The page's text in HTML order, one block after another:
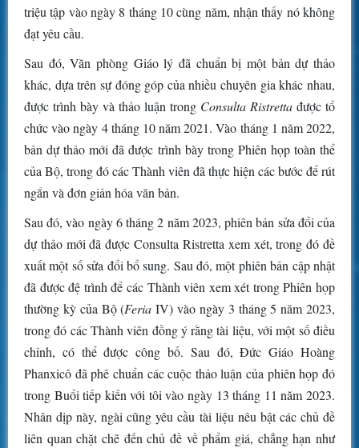
triệu tập vào ngày 8 tháng 10 cùng năm, nhận thấy nó không
đạt yêu cầu.
Sau đó, Văn phòng Giáo lý đã chuẩn bị một bản dự thảo
khác, dựa trên sự đóng góp của nhiều chuyên gia khác nhau,
được trình bày và thảo luận trong Consulta Ristretta được tổ
chức vào ngày 4 tháng 10 năm 2021. Vào tháng 1 năm 2022,
bản dự thảo mới đã được trình bày trong Phiên họp toàn thể
của Bộ, trong đó các Thành viên đã thực hiện các bước để rút
ngắn và đơn giản hóa văn bản.
Sau đó, vào ngày 6 tháng 2 năm 2023, phiên bản sửa đổi của
dự thảo mới đã được Consulta Ristretta xem xét, trong đó đề
xuất một số sửa đổi bổ sung. Sau đó, một phiên bản cập nhật
đã được đệ trình để các Thành viên xem xét trong Phiên họp
thường kỳ của Bộ (Feria IV) vào ngày 3 tháng 5 năm 2023,
trong đó các Thành viên đồng ý rằng tài liệu, với một số điều
chỉnh, có thể được công bố. Sau đó, Đức Giáo Hoàng
Phanxicô đã phê chuẩn các cuộc thảo luận của phiên họp đó
trong Buổi tiếp kiến với tôi vào ngày 13 tháng 11 năm 2023.
Nhân dịp này, ngài cũng yêu cầu tài liệu nêu bật các chủ đề
liên quan chặt chẽ đến chủ đề về phẩm giá, chẳng hạn như